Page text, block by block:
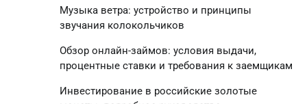
Музыка ветра: устройство и принципы
звучания колокольчиков
Обзор онлайн-займов: условия выдачи,
процентные ставки и требования к заемщикам
Инвестирование в российские золотые